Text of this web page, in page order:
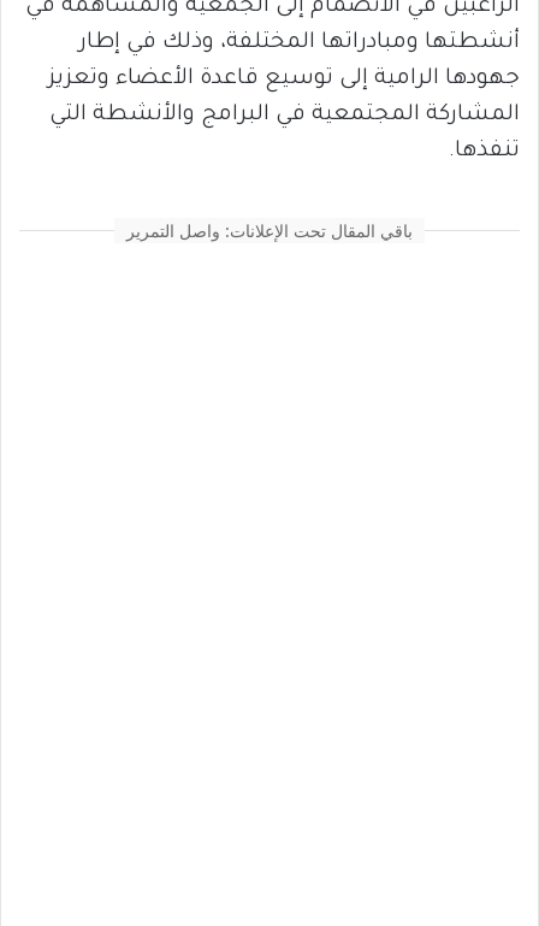
الراغبين في الانضمام إلى الجمعية والمساهمة في
أنشطتها ومبادراتها المختلفة، وذلك في إطار
جهودها الرامية إلى توسيع قاعدة الأعضاء وتعزيز
المشاركة المجتمعية في البرامج والأنشطة التي
تنفذها.
باقي المقال تحت الإعلانات: واصل التمرير